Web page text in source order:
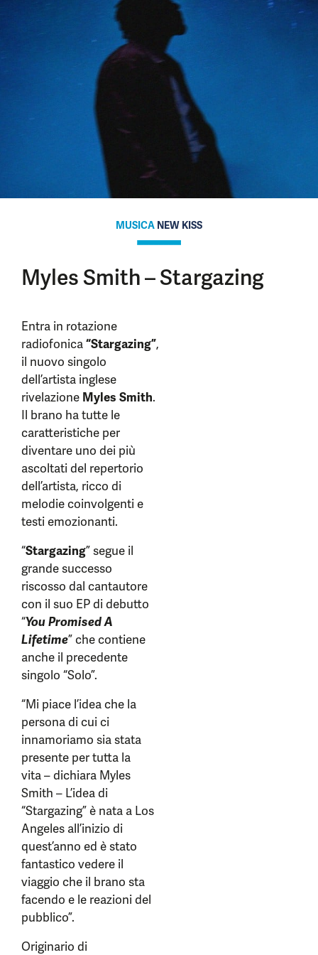
MUSICA NEW KISS
Myles Smith – Stargazing
Entra in rotazione
radiofonica“Stargazing”,
il nuovo singolo
dell’artista inglese
rivelazione Myles Smith.
Il brano ha tutte le
caratteristiche per
diventare uno dei più
ascoltati del repertorio
dell’artista, ricco di
melodie coinvolgenti e
testi emozionanti.
“Stargazing” segue il
grande successo
riscosso dal cantautore
con il suo EP di debutto
“You Promised A
Lifetime” che contiene
anche il precedente
singolo “Solo”.
“Mi piace l’idea che la
persona di cui ci
innamoriamo sia stata
presente per tutta la
vita – dichiara Myles
Smith – L’idea di
“Stargazing” è nata a Los
Angeles all’inizio di
quest’anno ed è stato
fantastico vedere il
viaggio che il brano sta
facendo e le reazioni del
pubblico”.
Originario di